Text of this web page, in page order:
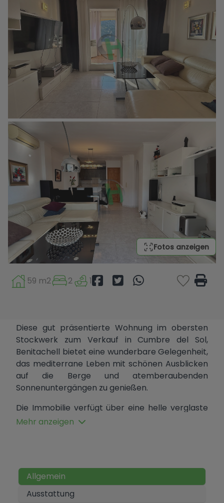
Fotos anzeigen
59 m2 2 1
Diese gut präsentierte Wohnung im obersten
Stockwerk zum Verkauf in Cumbre del Sol,
Benitachell bietet eine wunderbare Gelegenheit,
das mediterrane Leben mit schönen Ausblicken
auf die Berge und atemberaubenden
Sonnenuntergängen zu genießen.
Die Immobilie verfügt über eine helle verglaste
Naya, die zusätzlichen Wohnraum schafft, der
amerikanischen Küche, zwei Schlafzimmern und
einem Badezimmer.
Die Bewohner profitieren von zwei
Mehr anzeigen
Allgemein
Ausstattung